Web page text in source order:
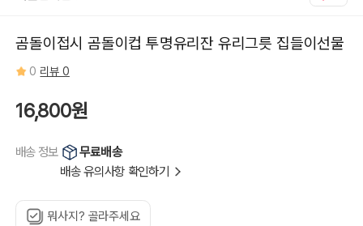
곰돌이접시 곰돌이컵 투명유리잔 유리그릇 집들이선물
0 리뷰 0
16,800원
배송 정보
무료배송
배송 유의사항 확인하기
뭐사지? 골라주세요